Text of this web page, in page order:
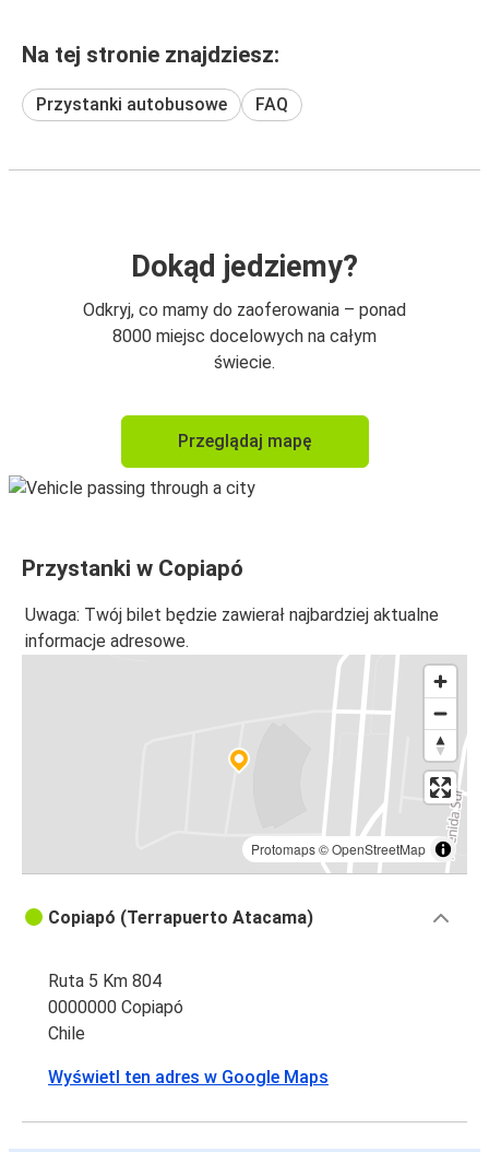
Na tej stronie znajdziesz:
Przystanki autobusowe FAQ
Dokąd jedziemy?
Odkryj, co mamy do zaoferowania – ponad
8000 miejsc docelowych na całym
świecie.
Przeglądaj mapę
Przystanki w Copiapó
Uwaga: Twój bilet będzie zawierał najbardziej aktualne
informacje adresowe.
Protomaps©OpenStreetMap
Copiapó (Terrapuerto Atacama)
Ruta 5 Km 804
0000000 Copiapó
Chile
Wyświetl ten adres w Google Maps